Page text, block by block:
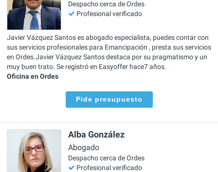
Despacho cerca de Ordes
Profesional verificado
Javier Vázquez Santos es abogado especialista, puedes contar con
sus servicios profesionales para Emancipación , presta sus servicios
en Ordes.Javier Vázquez Santos destaca por su pragmatismo y un
muy buen trato. Se registró en Easyoffer hace7 años.
Oficina en Ordes
Pide presupuesto
Alba González
Abogado
Despacho cerca de Ordes
Profesional verificado